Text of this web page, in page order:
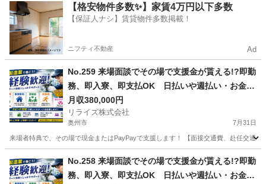
岩手 北上市 その他 業務
【格安物件多数✨】家賃4万円以下多数
【保証人ナシ】賃貸物件多数掲載！
ニフティ不動産 Ad
No.259 来場面談でその場で支援金が貰える!?即勤
務、即入寮、即支払OK 日払いや週払い・お金住
む場所に困ってる方必見の案件です！簡単な電子
部品の製造・加工のお仕事♪
月収380,000円
リライズ株式会社
奥州市 7月31日
来場者特典で、その場で現金またはPayPayで支援します！ 【面接交通費、赴任交通
業務
No.258 来場面談でその場で支援金が貰える!?即勤
務、即入寮、即支払OK 日払いや週払い・お金住